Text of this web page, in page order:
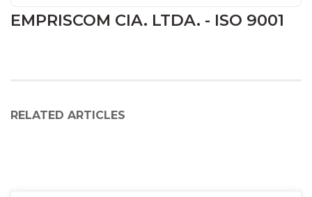
EMPRISCOM CIA. LTDA. - ISO 9001
RELATED ARTICLES